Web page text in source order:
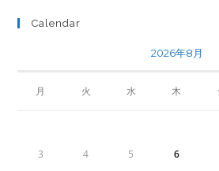
Calendar
2026年8月
月 火 水 木
3 4 5 6